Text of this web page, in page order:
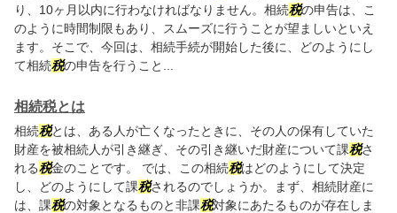
り、10ヶ月以内に行わなければなりません。相続税の申告は、こ
のように時間制限もあり、スムーズに行うことが望ましいといえ
ます。そこで、今回は、相続手続が開始した後に、どのようにし
て相続税の申告を行うこと...
相続税とは
相続税とは、ある人が亡くなったときに、その人の保有していた
財産を被相続人が引き継ぎ、その引き継いだ財産について課税さ
れる税金のことです。 では、この相続税はどのようにして決定
し、どのようにして課税されるのでしょうか。まず、相続財産に
は、課税の対象となるものと非課税対象にあたるものが存在しま